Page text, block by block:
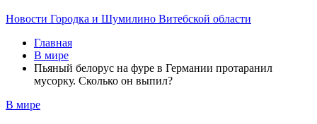
Новости Городка и Шумилино Витебской области
Главная
В мире
Пьяный белорус на фуре в Германии протаранил
мусорку. Сколько он выпил?
В мире